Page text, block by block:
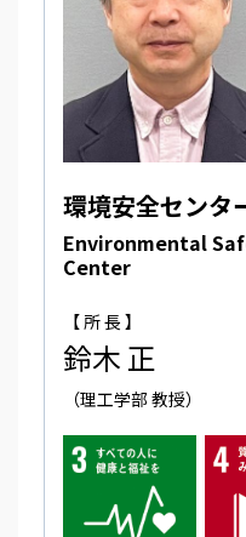
環境安全センタ
Environmental
Center
【 所 長 】
鈴木 正
（理工学部 教授）